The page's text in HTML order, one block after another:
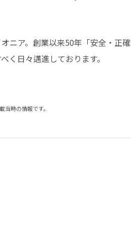
ニア。創業以来50年「安全・正確
く日々邁進しております。
当時の情報です。